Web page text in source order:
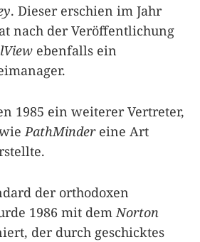
. Dieser erschien im Jahr
nach der Veröffentlichung
ebenfalls ein
1985 ein weiterer Vertreter,
PathMindereine Art
der orthodoxen
1986 mit dem Norton
der durch geschicktes